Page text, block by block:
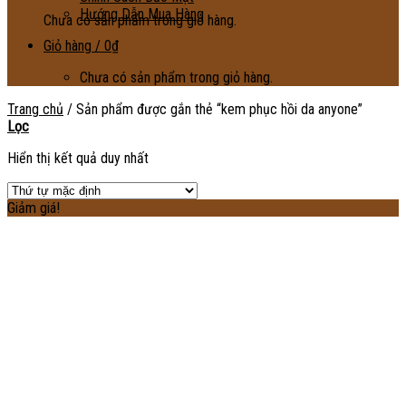
Chưa có sản phẩm trong giỏ hàng.
Hướng Dẫn Mua Hàng
Giỏ hàng / 0₫
Chưa có sản phẩm trong giỏ hàng.
Trang chủ / Sản phẩm được gắn thẻ “kem phục hồi da anyone”
Lọc
Hiển thị kết quả duy nhất
Giảm giá!